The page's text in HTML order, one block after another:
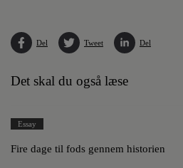
Del Tweet Del
Det skal du også læse
Essay
Fire dage til fods gennem historien